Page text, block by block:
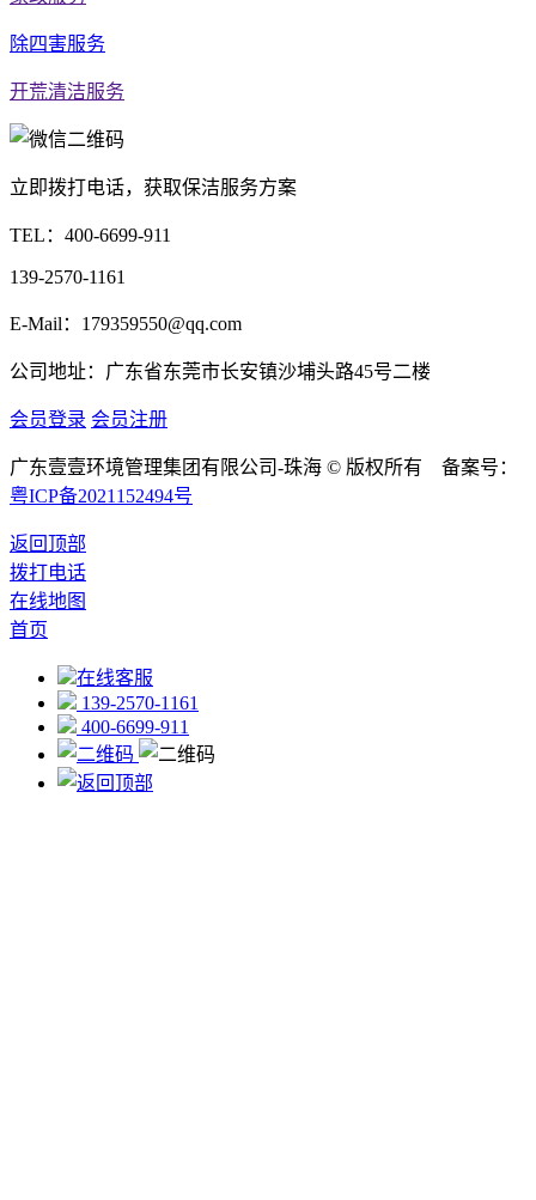
除四害服务
开荒清洁服务
立即拨打电话，获取保洁服务方案
TEL： 400-6699-911
139-2570-1161
E-Mail：179359550@qq.com
公司地址：广东省东莞市长安镇沙埔头路45号二楼
会员登录 会员注册
广东壹壹环境管理集团有限公司-珠海 © 版权所有 备案号：
粤ICP备2021152494号
返回顶部
拨打电话
在线地图
首页
在线客服
139-2570-1161
400-6699-911